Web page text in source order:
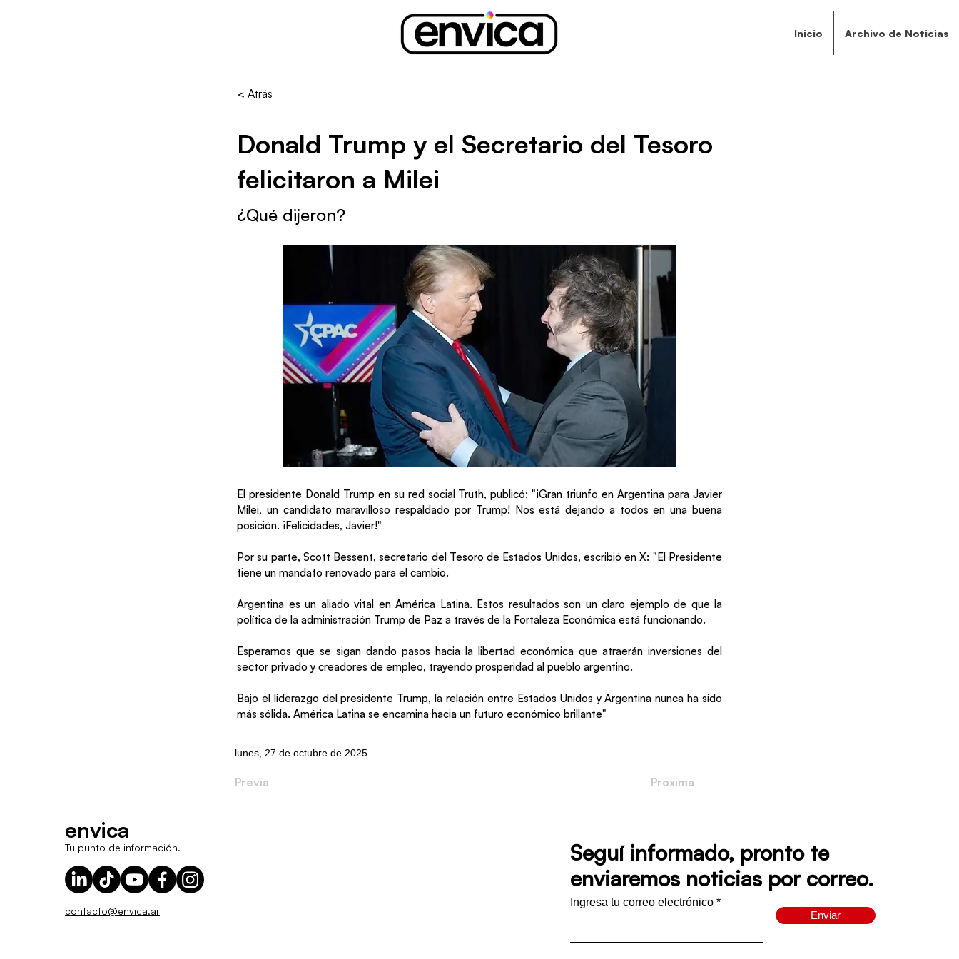
Inicio Archivo de Noticias
< Atrás
Donald Trump y el Secretario del Tesoro
felicitaron a Milei
¿Qué dijeron?
El presidente Donald Trump en su red social Truth, publicó: "¡Gran triunfo en Argentina para Javier
Milei, un candidato maravilloso respaldado por Trump! Nos está dejando a todos en una buena
posición. ¡Felicidades, Javier!"
Por su parte, Scott Bessent, secretario del Tesoro de Estados Unidos, escribió en X: "El Presidente
tiene un mandato renovado para el cambio.
Argentina es un aliado vital en América Latina. Estos resultados son un claro ejemplo de que la
política de la administración Trump de Paz a través de la Fortaleza Económica está funcionando.
Esperamos que se sigan dando pasos hacia la libertad económica que atraerán inversiones del
sector privado y creadores de empleo, trayendo prosperidad al pueblo argentino.
Bajo el liderazgo del presidente Trump, la relación entre Estados Unidos y Argentina nunca ha sido
más sólida. América Latina se encamina hacia un futuro económico brillante"
lunes, 27 de octubre de 2025
Previa Próxima
envica
Tu punto de información.
contacto@envica.ar
Seguí informado, pronto te
enviaremos noticias por correo.
Ingresa tu correo electrónico
Enviar